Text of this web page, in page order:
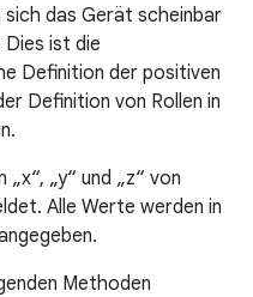
sich das Gerät scheinbar
Dies ist die
Definition der positiven
Definition von Rollen in
„y“ und „z“ von
Alle Werte werden in
Methoden